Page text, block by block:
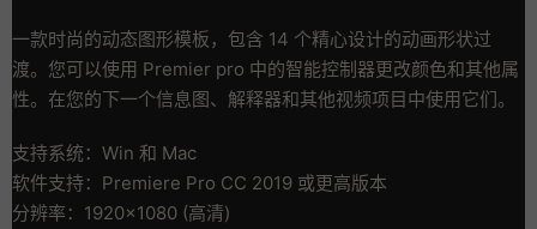
一款时尚的动态图形模板，包含 14 个精心设计的动画形状过
渡。您可以使用 Premier pro 中的智能控制器更改颜色和其他属
性。在您的下一个信息图、解释器和其他视频项目中使用它们。
支持系统：Win 和 Mac
软件支持：Premiere Pro CC 2019 或更高版本
分辨率：1920×1080 (高清)